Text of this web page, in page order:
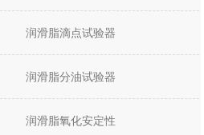
润滑脂滴点试验器
润滑脂分油试验器
润滑脂氧化安定性